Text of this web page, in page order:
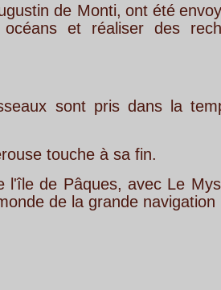
ont été envoyés aux
des
recherches
dans la tempête et
sa fin.
avec Le Mystère de
navigation :